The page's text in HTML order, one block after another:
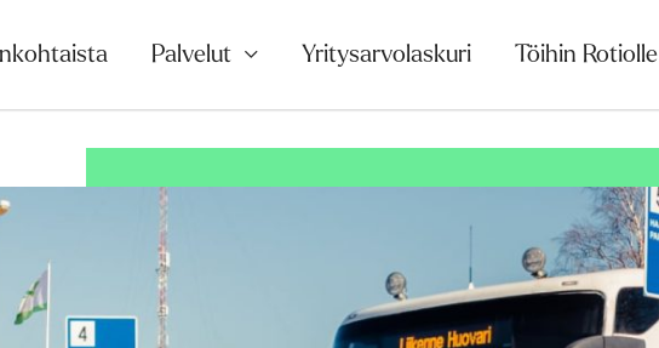
Palvelut Yritysarvolaskuri Töihin Rotiolle